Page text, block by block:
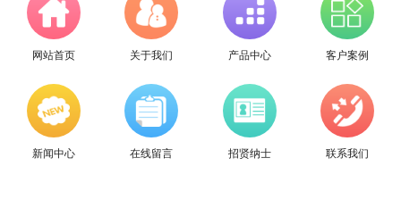
网站首页 关于我们 产品中心 客户案例
新闻中心 在线留言 招贤纳士 联系我们